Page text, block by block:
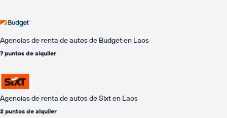
Agencias de renta de autos de Budget en Laos
7 puntos de alquiler
Agencias de renta de autos de Sixt en Laos
2 puntos de alquiler